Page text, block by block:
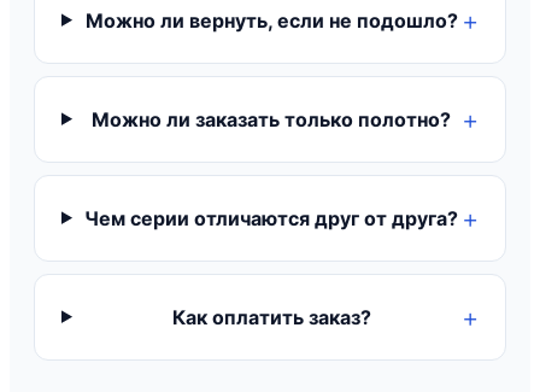
Можно ли вернуть, если не подошло?
Можно ли заказать только полотно?
Чем серии отличаются друг от друга?
Как оплатить заказ?